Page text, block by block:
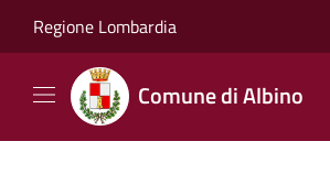
Regione Lombardia
Comune di Albino